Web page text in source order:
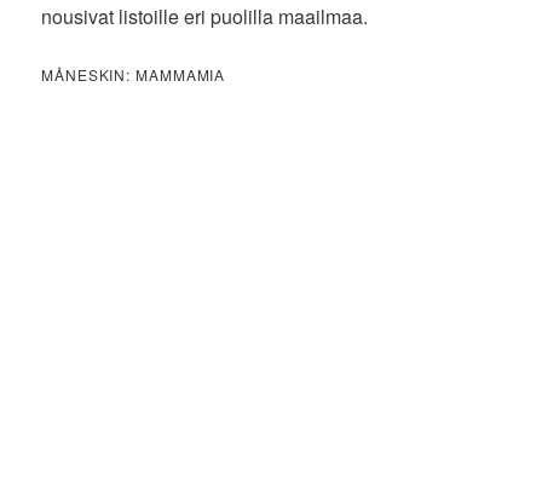
nousivat listoille eri puolilla maailmaa.
MÅNESKIN: MAMMAMIA